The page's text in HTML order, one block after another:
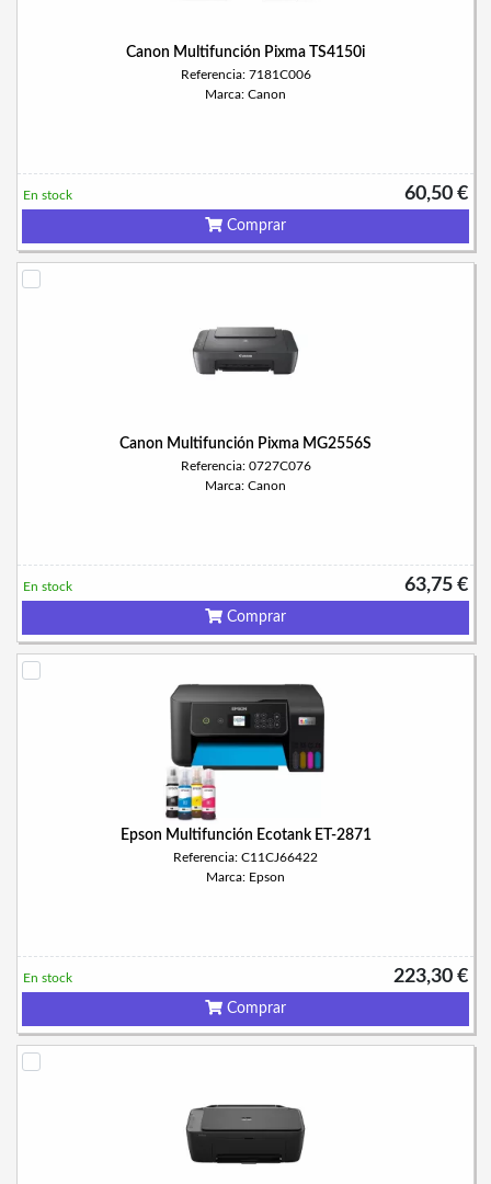
Canon Multifunción Pixma TS4150i
Referencia: 7181C006
Marca: Canon
60,50 €
En stock
Comprar
Canon Multifunción Pixma MG2556S
Referencia: 0727C076
Marca: Canon
63,75 €
En stock
Comprar
Epson Multifunción Ecotank ET-2871
Referencia: C11CJ66422
Marca: Epson
223,30 €
En stock
Comprar